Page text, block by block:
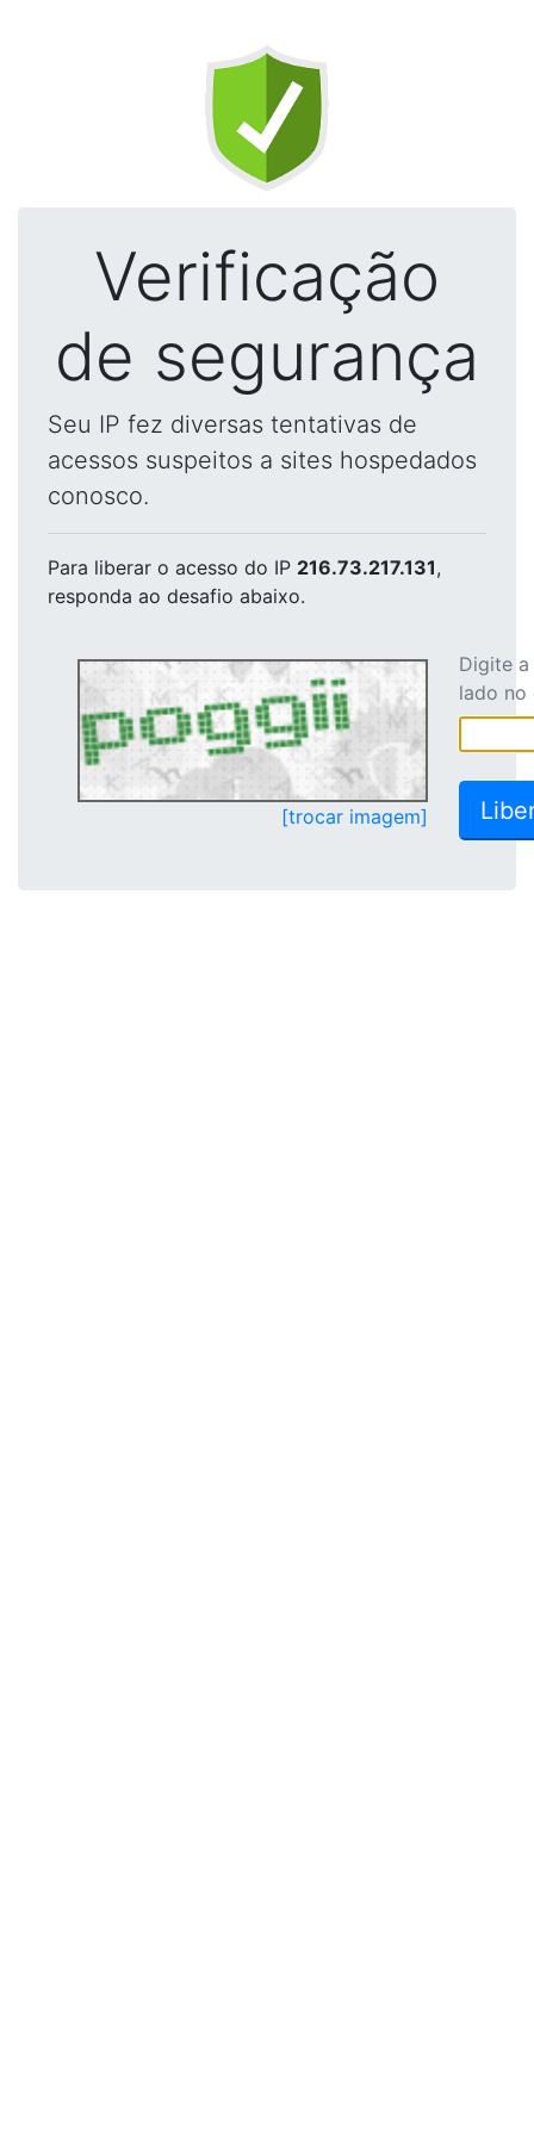
Verificação
de segurança
Seu IP fez diversas tentativas de
acessos suspeitos a sites hospedados
conosco.
Para liberar o acesso do IP 216.73.217.131,
responda ao desafio abaixo.
[trocar imagem]
Digite
lado no